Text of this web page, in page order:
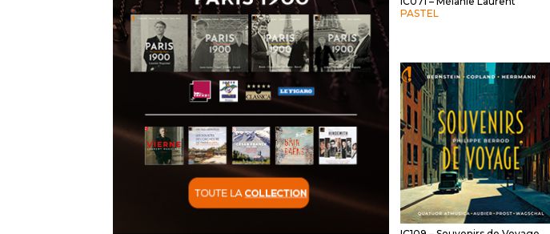
PASTEL